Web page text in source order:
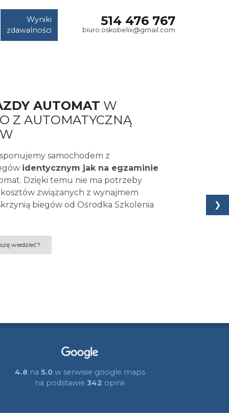
Wyniki
zdawalności
514 476 767
biuro.oskobelix@gmail.com
AUTOMAT W
Z AUTOMATYCZNĄ
samochodem z
identycznym jak na egzaminie
Dzięki temu nie ma potrzeby
związanych z wynajmem
biegów od Ośrodka Szkolenia
wiedzieć?
❯
4.8 na 5.0w serwisie google maps
na podstawie 342 opinii